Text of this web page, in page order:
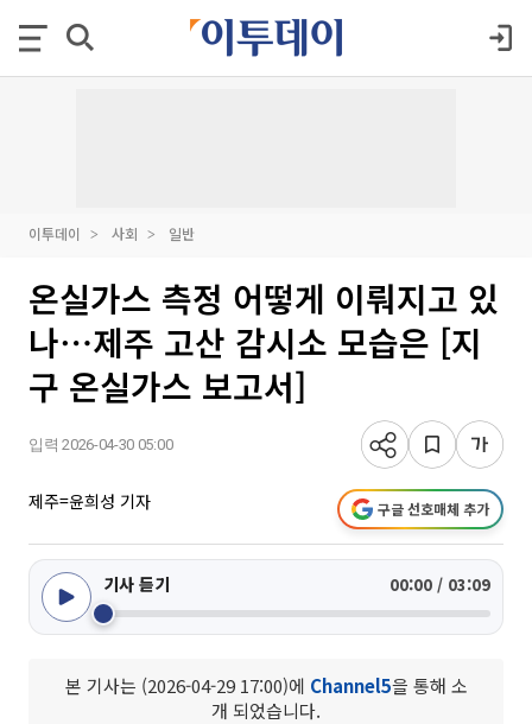
이투데이 사회 일반
온실가스 측정 어떻게 이뤄지고 있
나⋯제주 고산 감시소 모습은 [지
구 온실가스 보고서]
입력 2026-04-30 05:00
제주=윤희성 기자 구글 선호매체 추가
기사 듣기 00:00 / 03:09
본 기사는 (2026-04-29 17:00)에 Channel5을 통해 소
개 되었습니다.